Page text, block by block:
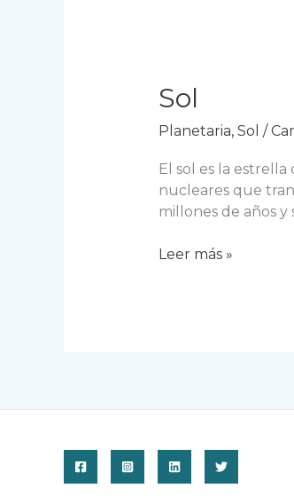
Sol
Planetaria, Sol /
El sol es la
nucleares que
millones de años
Sol
Leer más »